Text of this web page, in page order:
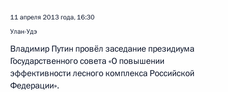
11 апреля 2013 года, 16:30
Улан-Удэ
Владимир Путин провёл заседание президиума
Государственного совета «О повышении
эффективности лесного комплекса Российской
Федерации».